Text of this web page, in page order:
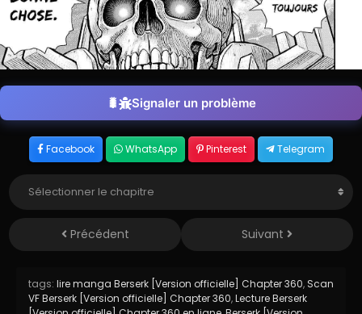
Signaler un problème
Facebook WhatsApp Pinterest Telegram
Précédent Suivant
tags: lire manga Berserk [Version officielle] Chapter 360, Scan
VF Berserk [Version officielle] Chapter 360,Lecture Berserk